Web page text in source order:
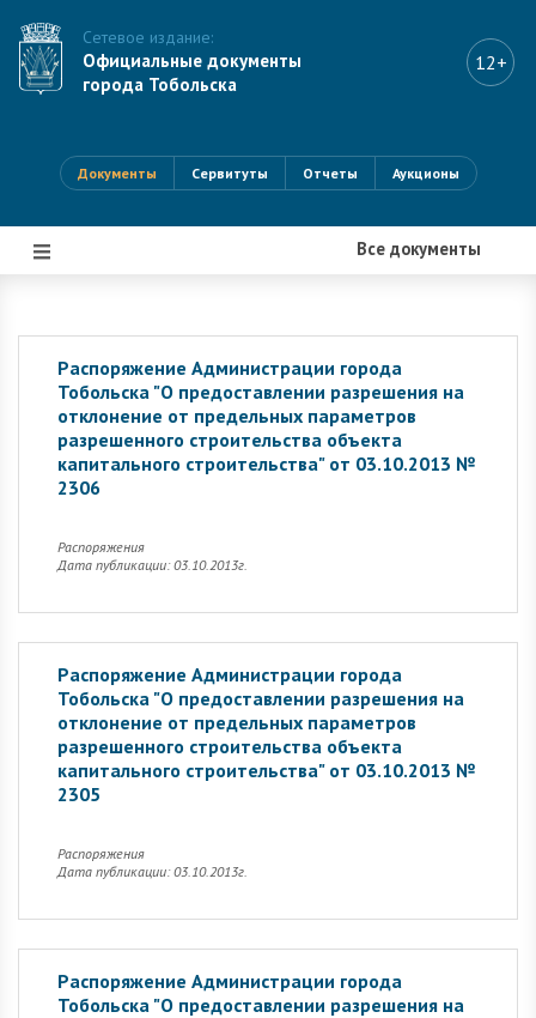
Сетевое издание:
Официальные документы
города Тобольска
12+
Документы Сервитуты Отчеты Аукционы
Все документы
|||
Распоряжение Администрации города
Тобольска "О предоставлении разрешения на
отклонение от предельных параметров
разрешенного строительства объекта
капитального строительства" от 03.10.2013 №
2306
Распоряжения
Дата публикации: 03.10.2013г.
Распоряжение Администрации города
Тобольска "О предоставлении разрешения на
отклонение от предельных параметров
разрешенного строительства объекта
капитального строительства" от 03.10.2013 №
2305
Распоряжения
Дата публикации: 03.10.2013г.
Распоряжение Администрации города
Тобольска "О предоставлении разрешения на